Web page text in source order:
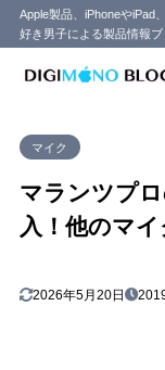
Apple製品、iPhoneやiPad
好き男子による製品情報ブ
マイク
マランツプ
入！他のマ
2026年5月20日
目次
2 MPM1000Uを開
2.1 YouTube撮影
2.2 MPM1000U
2.2.2 ソニー